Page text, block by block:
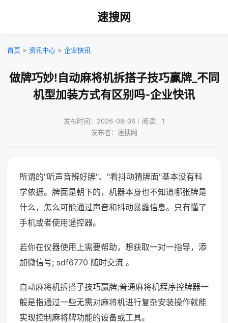
速搜网
首页 > 资讯中心 > 企业快讯
做牌巧妙!自动麻将机拆搭子技巧赢牌_不同
机型加装方式有区别吗-企业快讯
发布时间：2026-08-06｜阅读：1
发布者：速搜网
所谓的"听声音辨好牌"、"看抖动猜牌面"基本没有科
学依据。牌面是朝下的，机器本身也不知道哪张牌是
什么，怎么可能通过声音和抖动暴露信息。只有懂了
手机或者使用遥控器。
若你在仪器使用上需要帮助，想获取一对一指导，添
加微信号; sdf6770 随时交流 。
自动麻将机拆搭子技巧赢牌;普通麻将机程序控牌器一
般是指通过一些无需对麻将机进行复杂安装操作就能
实现控制麻将牌功能的设备或工具。